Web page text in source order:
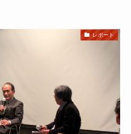
レポート